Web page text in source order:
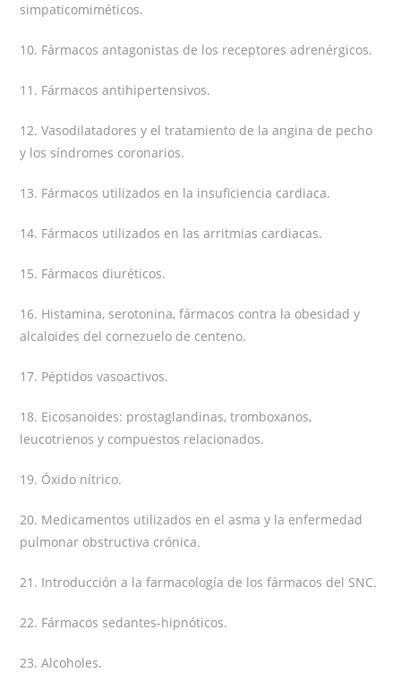
simpaticomiméticos.
10. Fármacos antagonistas de los receptores adrenérgicos.
11. Fármacos antihipertensivos.
12. Vasodilatadores y el tratamiento de la angina de pecho
y los síndromes coronarios.
13. Fármacos utilizados en la insuficiencia cardiaca.
14. Fármacos utilizados en las arritmias cardiacas.
15. Fármacos diuréticos.
16. Histamina, serotonina, fármacos contra la obesidad y
alcaloides del cornezuelo de centeno.
17. Péptidos vasoactivos.
18. Eicosanoides: prostaglandinas, tromboxanos,
leucotrienos y compuestos relacionados.
19. Óxido nítrico.
20. Medicamentos utilizados en el asma y la enfermedad
pulmonar obstructiva crónica.
21. Introducción a la farmacología de los fármacos del SNC.
22. Fármacos sedantes-hipnóticos.
23. Alcoholes.